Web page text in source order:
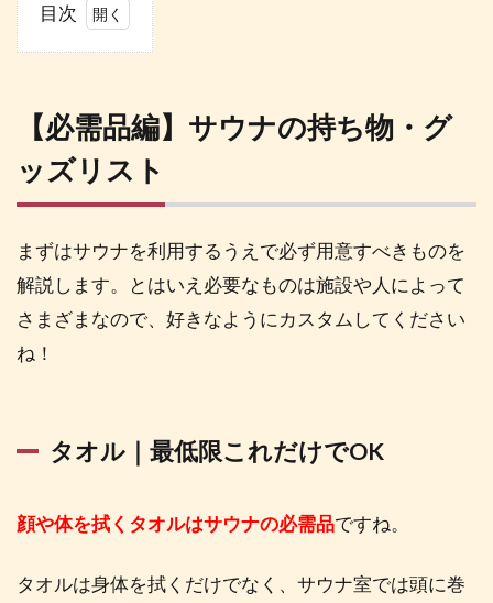
目次
編】
サウ
ナの
持ち
物・
ズリ
スト
1.1
れだ
けで
1.2
【必需品編】サウナの持ち物・グ
ッズリスト
まずはサウナを利用するうえで必ず用意すべきものを
解説します。とはいえ必要なものは施設や人によって
さまざまなので、好きなようにカスタムしてください
ね！
タオル｜最低限これだけでOK
顔や体を拭くタオルはサウナの必需品ですね。
タオルは身体を拭くだけでなく、サウナ室では頭に巻